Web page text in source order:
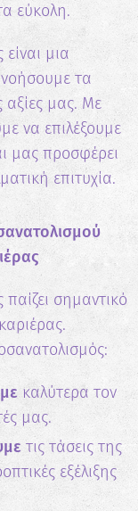
εύκολη.
μια
τα
αξίες μας. Με
να επιλέξουμε
μας προσφέρει
επιτυχία.
σημαντικό
καλύτερα τον
μας.
τις τάσεις της
εξέλιξης